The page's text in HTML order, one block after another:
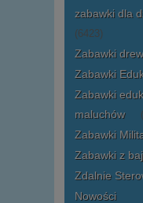
zabawki dla
(6423)
Zabawki
Zabawki
Zabawki
maluchów
Zabawki
Zabawki z
Zdalnie
Nowości